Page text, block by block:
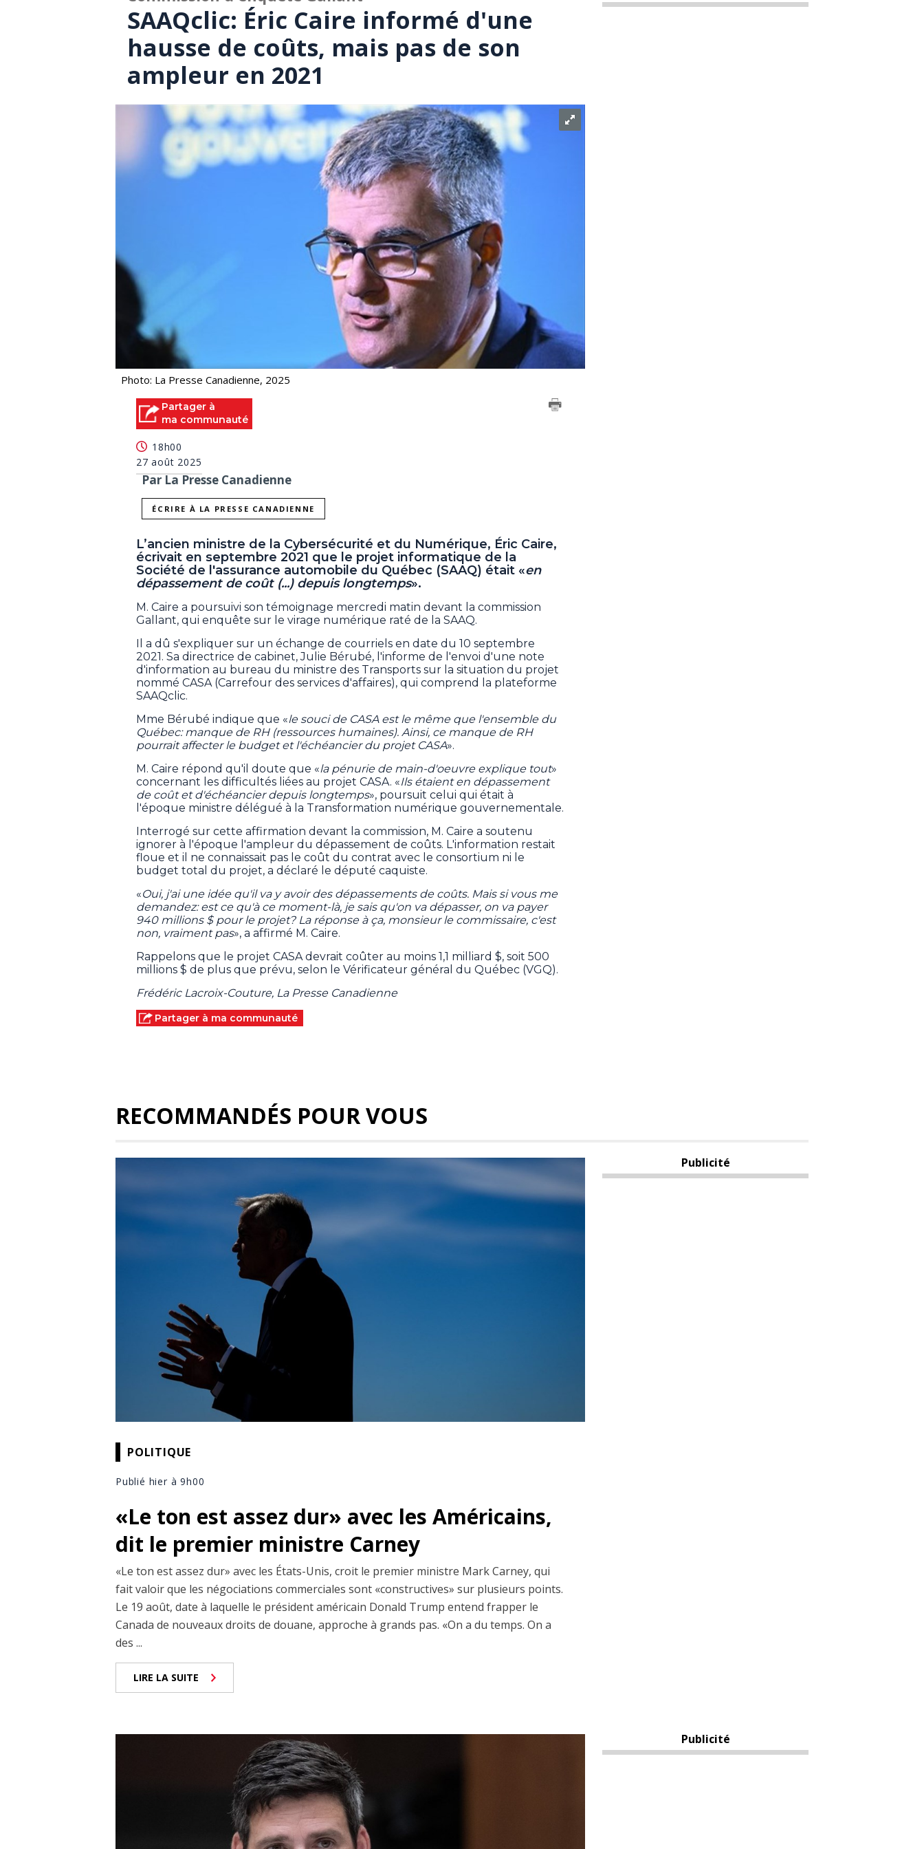
SAAQclic: Éric Caire informé d'une
hausse de coûts, mais pas de son
ampleur en 2021
Photo: La Presse Canadienne, 2025
Partager à
ma communauté
18h00
27 août 2025
Par La Presse Canadienne
ÉCRIRE À LA PRESSE CANADIENNE
L’ancien ministre de la Cybersécurité et du Numérique, Éric Caire,
écrivait en septembre 2021 que le projet informatique de la
Société de l'assurance automobile du Québec (SAAQ) était «en
dépassement de coût (...) depuis longtemps».
M. Caire a poursuivi son témoignage mercredi matin devant la commission
Gallant, qui enquête sur le virage numérique raté de la SAAQ.
Il a dû s'expliquer sur un échange de courriels en date du 10 septembre
2021. Sa directrice de cabinet, Julie Bérubé, l'informe de l'envoi d'une note
d'information au bureau du ministre des Transports sur la situation du projet
nommé CASA (Carrefour des services d'affaires), qui comprend la plateforme
SAAQclic.
Mme Bérubé indique que «le souci de CASA est le même que l'ensemble du
Québec: manque de RH (ressources humaines). Ainsi, ce manque de RH
pourrait affecter le budget et l'échéancier du projet CASA».
M. Caire répond qu'il doute que «la pénurie de main-d'oeuvre explique tout»
concernant les difficultés liées au projet CASA. «Ils étaient en dépassement
de coût et d'échéancier depuis longtemps», poursuit celui qui était à
l'époque ministre délégué à la Transformation numérique gouvernementale.
Interrogé sur cette affirmation devant la commission, M. Caire a soutenu
ignorer à l'époque l'ampleur du dépassement de coûts. L'information restait
floue et il ne connaissait pas le coût du contrat avec le consortium ni le
budget total du projet, a déclaré le député caquiste.
«Oui, j'ai une idée qu'il va y avoir des dépassements de coûts. Mais si vous me
demandez: est ce qu'à ce moment-là, je sais qu'on va dépasser, on va payer
940 millions $ pour le projet? La réponse à ça, monsieur le commissaire, c'est
non, vraiment pas», a affirmé M. Caire.
Rappelons que le projet CASA devrait coûter au moins 1,1 milliard $, soit 500
millions $ de plus que prévu, selon le Vérificateur général du Québec (VGQ).
Frédéric Lacroix-Couture, La Presse Canadienne
Partager à ma communauté
RECOMMANDÉS POUR VOUS
POLITIQUE
Publié hier à 9h00
«Le ton est assez dur» avec les Américains,
dit le premier ministre Carney
«Le ton est assez dur» avec les États-Unis, croit le premier ministre Mark Carney, qui
fait valoir que les négociations commerciales sont «constructives» sur plusieurs points.
Le 19 août, date à laquelle le président américain Donald Trump entend frapper le
Canada de nouveaux droits de douane, approche à grands pas. «On a du temps. On a
des ...
LIRE LA SUITE
Publicité
Publicité